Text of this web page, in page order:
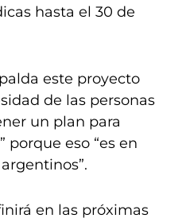
hasta el 30 de
este proyecto
de las personas
un plan para
porque eso “es en
en las próximas